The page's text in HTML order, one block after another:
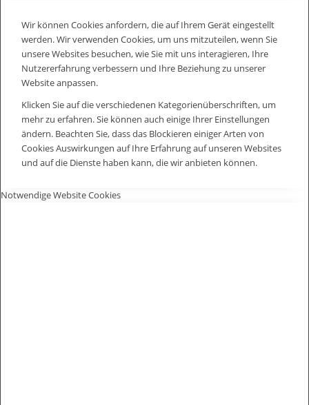
Wir können Cookies anfordern, die auf Ihrem Gerät eingestellt
werden. Wir verwenden Cookies, um uns mitzuteilen, wenn Sie
unsere Websites besuchen, wie Sie mit uns interagieren, Ihre
Nutzererfahrung verbessern und Ihre Beziehung zu unserer
Website anpassen.
Klicken Sie auf die verschiedenen Kategorienüberschriften, um
mehr zu erfahren. Sie können auch einige Ihrer Einstellungen
ändern. Beachten Sie, dass das Blockieren einiger Arten von
Cookies Auswirkungen auf Ihre Erfahrung auf unseren Websites
und auf die Dienste haben kann, die wir anbieten können.
Notwendige Website Cookies